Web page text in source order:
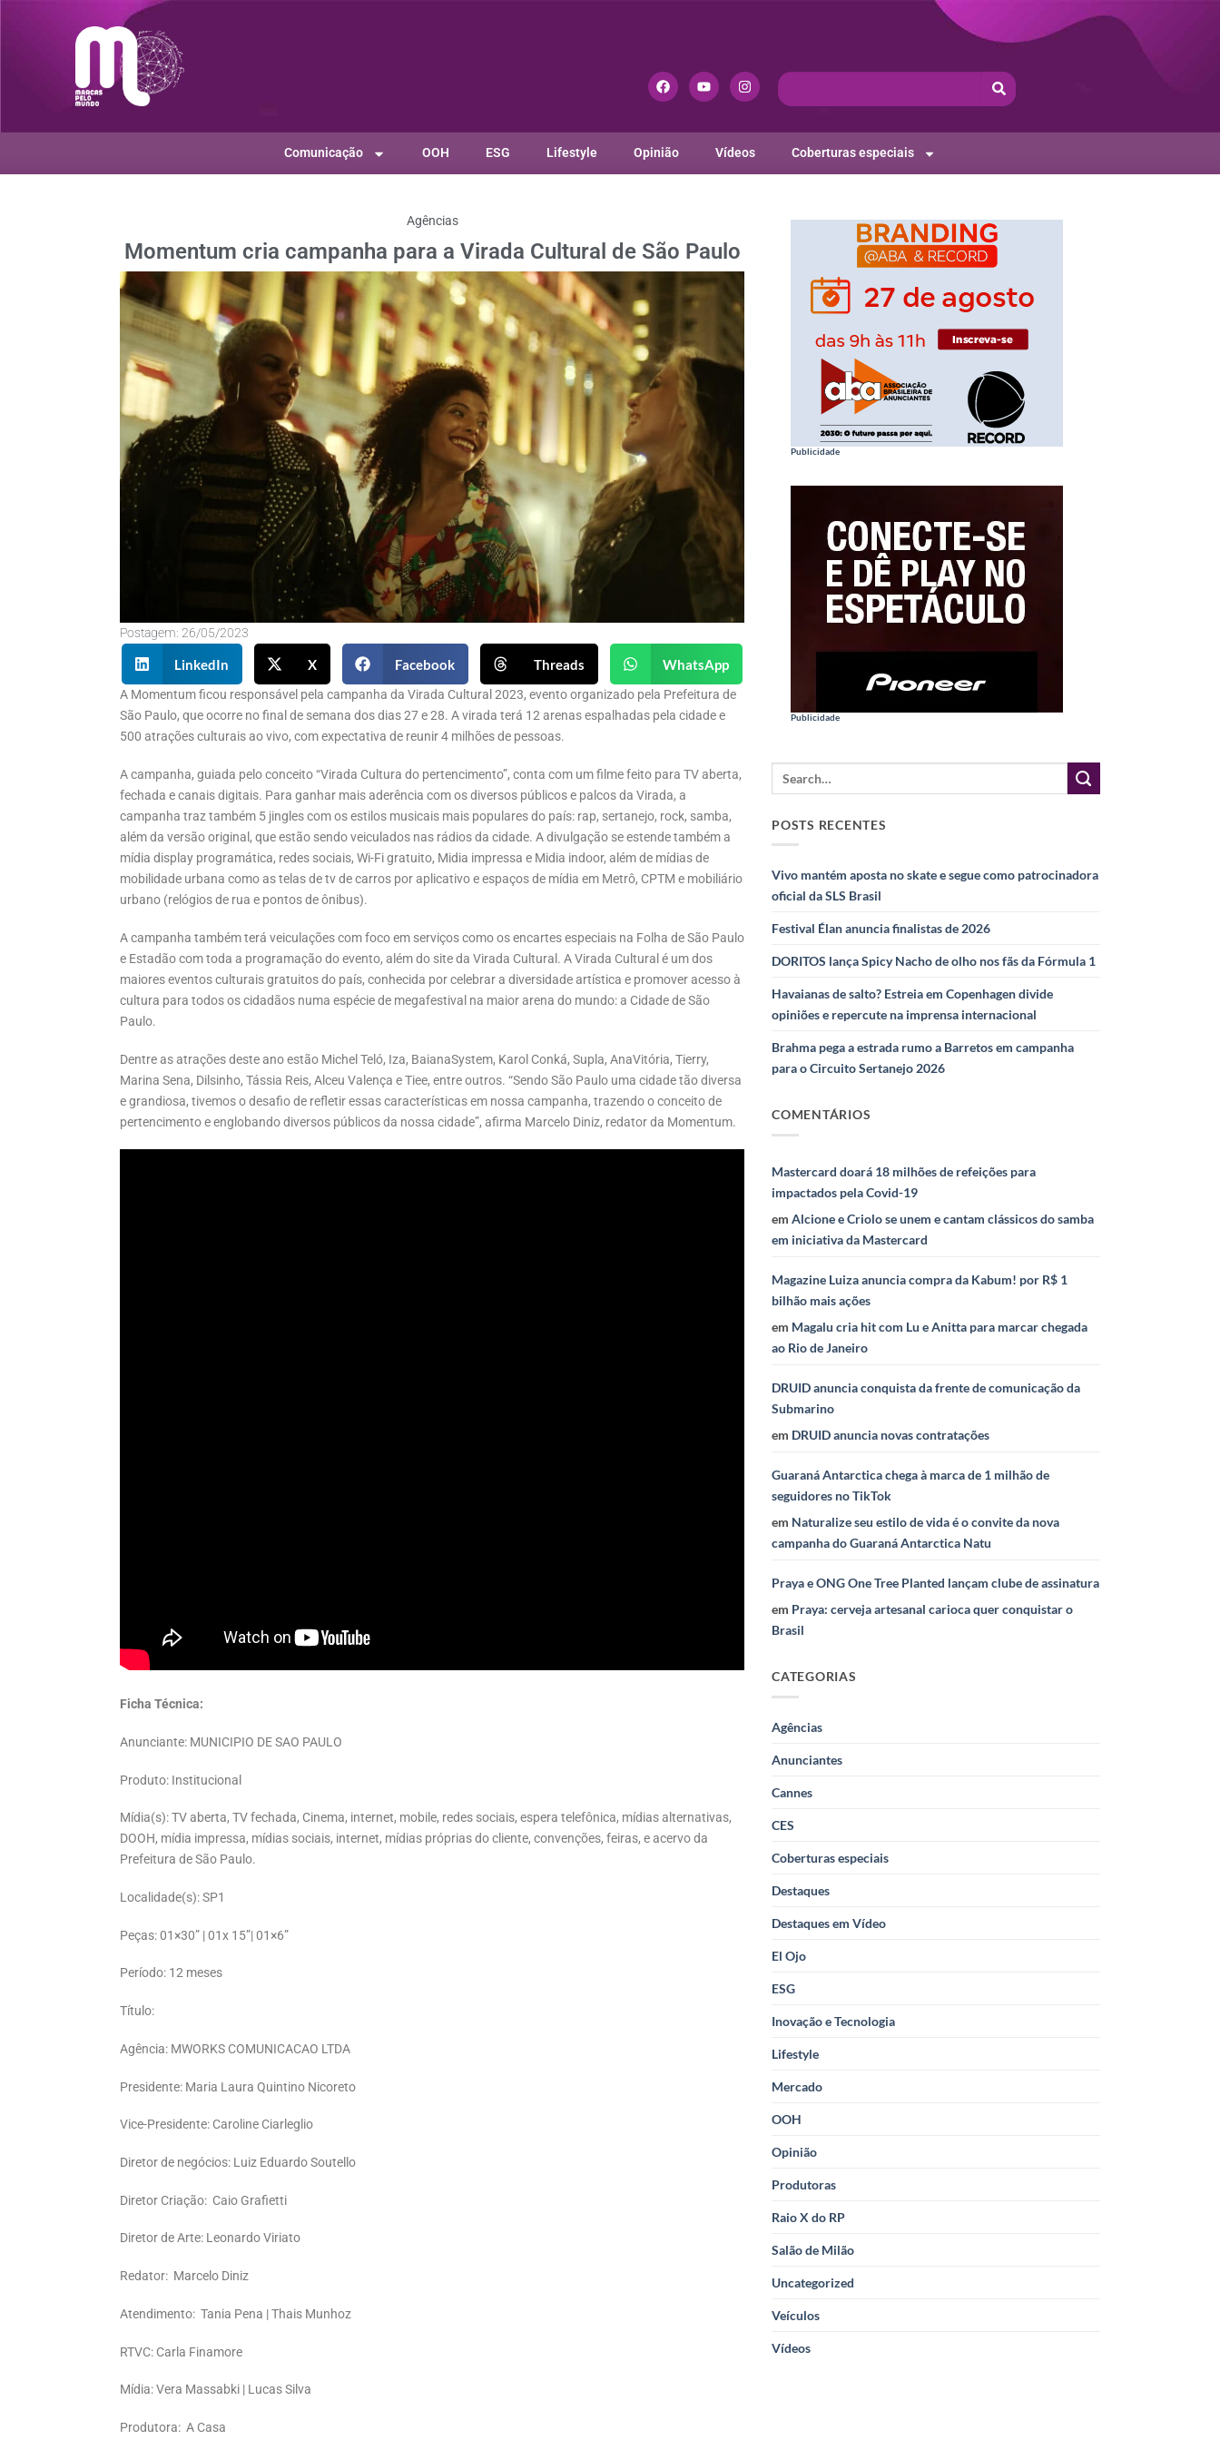
Comunicação OOH ESG Lifestyle Opinião Vídeos Coberturas especiais
Agências
Momentum cria campanha para a Virada Cultural de São Paulo
Postagem: 26/05/2023
LinkedIn X Facebook Threads WhatsApp
A Momentum ficou responsável pela campanha da Virada Cultural 2023, evento organizado pela Prefeitura de
São Paulo, que ocorre no final de semana dos dias 27 e 28. A virada terá 12 arenas espalhadas pela cidade e
500 atrações culturais ao vivo, com expectativa de reunir 4 milhões de pessoas.
A campanha, guiada pelo conceito “Virada Cultura do pertencimento”, conta com um filme feito para TV aberta,
fechada e canais digitais. Para ganhar mais aderência com os diversos públicos e palcos da Virada, a
campanha traz também 5 jingles com os estilos musicais mais populares do país: rap, sertanejo, rock, samba,
além da versão original, que estão sendo veiculados nas rádios da cidade. A divulgação se estende também a
mídia display programática, redes sociais, Wi-Fi gratuito, Midia impressa e Midia indoor, além de mídias de
mobilidade urbana como as telas de tv de carros por aplicativo e espaços de mídia em Metrô, CPTM e mobiliário
urbano (relógios de rua e pontos de ônibus).
A campanha também terá veiculações com foco em serviços como os encartes especiais na Folha de São Paulo
e Estadão com toda a programação do evento, além do site da Virada Cultural. A Virada Cultural é um dos
maiores eventos culturais gratuitos do país, conhecida por celebrar a diversidade artística e promover acesso à
cultura para todos os cidadãos numa espécie de megafestival na maior arena do mundo: a Cidade de São
Paulo.
Dentre as atrações deste ano estão Michel Teló, Iza, BaianaSystem, Karol Conká, Supla, AnaVitória, Tierry,
Marina Sena, Dilsinho, Tássia Reis, Alceu Valença e Tiee, entre outros. “Sendo São Paulo uma cidade tão diversa
e grandiosa, tivemos o desafio de refletir essas características em nossa campanha, trazendo o conceito de
pertencimento e englobando diversos públicos da nossa cidade”, afirma Marcelo Diniz, redator da Momentum.
Ficha Técnica:
Anunciante: MUNICIPIO DE SAO PAULO
Produto: Institucional
Mídia(s): TV aberta, TV fechada, Cinema, internet, mobile, redes sociais, espera telefônica, mídias alternativas,
DOOH, mídia impressa, mídias sociais, internet, mídias próprias do cliente, convenções, feiras, e acervo da
Prefeitura de São Paulo.
Localidade(s): SP1
Peças: 01×30” | 01x 15”| 01×6”
Período: 12 meses
Título:
Agência: MWORKS COMUNICACAO LTDA
Presidente: Maria Laura Quintino Nicoreto
Vice-Presidente: Caroline Ciarleglio
Diretor de negócios: Luiz Eduardo Soutello
Diretor Criação: Caio Grafietti
Diretor de Arte: Leonardo Viriato
Redator: Marcelo Diniz
Atendimento: Tania Pena | Thais Munhoz
RTVC: Carla Finamore
Mídia: Vera Massabki | Lucas Silva
Produtora: A Casa
Publicidade
Publicidade
POSTS RECENTES
Vivo mantém aposta no skate e segue como patrocinadora
oficial da SLS Brasil
Festival Élan anuncia finalistas de 2026
DORITOS lança Spicy Nacho de olho nos fãs da Fórmula 1
Havaianas de salto? Estreia em Copenhagen divide
opiniões e repercute na imprensa internacional
Brahma pega a estrada rumo a Barretos em campanha
para o Circuito Sertanejo 2026
COMENTÁRIOS
Mastercard doará 18 milhões de refeições para
impactados pela Covid-19
emAlcione e Criolo se unem e cantam clássicos do samba
em iniciativa da Mastercard
Magazine Luiza anuncia compra da Kabum! por R$ 1
bilhão mais ações
em Magalu cria hit com Lu e Anitta para marcar chegada
ao Rio de Janeiro
DRUID anuncia conquista da frente de comunicação da
Submarino
em DRUID anuncia novas contratações
Guaraná Antarctica chega à marca de 1 milhão de
seguidores no TikTok
em Naturalize seu estilo de vida é o convite da nova
campanha do Guaraná Antarctica Natu
Praya e ONG One Tree Planted lançam clube de assinatura
em Praya: cerveja artesanal carioca quer conquistar o
Brasil
CATEGORIAS
Agências
Anunciantes
Cannes
CES
Coberturas especiais
Destaques
Destaques em Vídeo
El Ojo
ESG
Inovação e Tecnologia
Lifestyle
Mercado
OOH
Opinião
Produtoras
Raio X do RP
Salão de Milão
Uncategorized
Veículos
Vídeos